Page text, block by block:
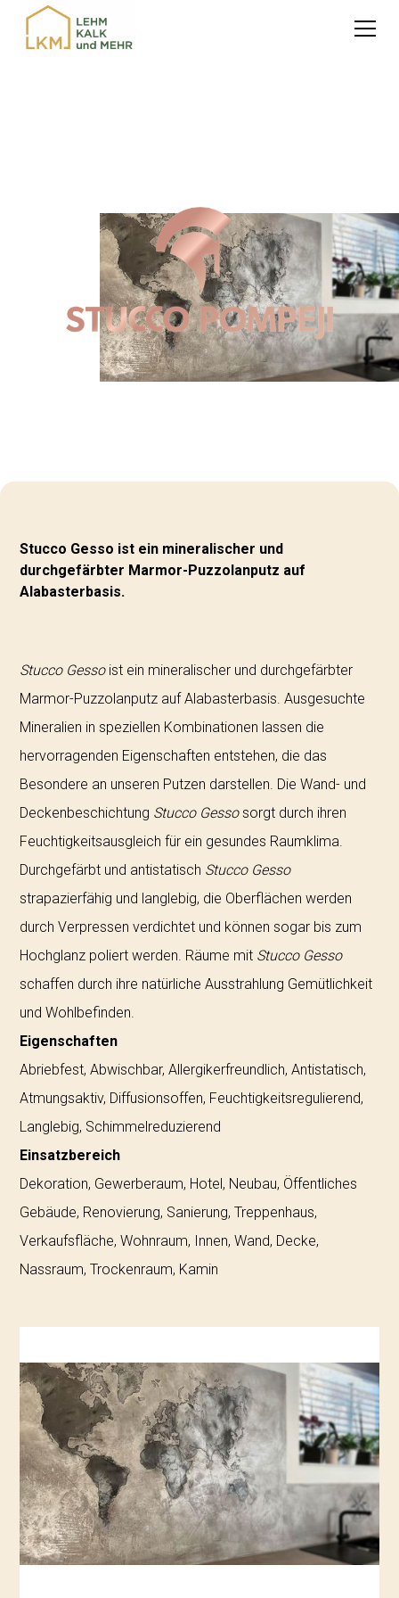
Stucco Gesso ist ein mineralischer und
durchgefärbter Marmor-Puzzolanputz auf
Alabasterbasis.
Stucco Gessoist ein mineralischer und durchgefärbter
Marmor-Puzzolanputz auf Alabasterbasis. Ausgesuchte
Mineralien in speziellen Kombinationen lassen die
hervorragenden Eigenschaften entstehen, die das
Besondere an unseren Putzen darstellen. Die Wand- und
Deckenbeschichtung Stucco Gessosorgt durch ihren
Feuchtigkeitsausgleich für ein gesundes Raumklima.
Durchgefärbt und antistatisch Stucco Gesso
strapazierfähig und langlebig, die Oberflächen werden
durch Verpressen verdichtet und können sogar bis zum
Hochglanz poliert werden. Räume mit Stucco Gesso
schaffen durch ihre natürliche Ausstrahlung Gemütlichkeit
und Wohlbefinden.
Eigenschaften
Abriebfest, Abwischbar, Allergikerfreundlich, Antistatisch,
Atmungsaktiv, Diffusionsoffen, Feuchtigkeitsregulierend,
Langlebig, Schimmelreduzierend
Einsatzbereich
Dekoration, Gewerberaum, Hotel, Neubau, Öffentliches
Gebäude, Renovierung, Sanierung, Treppenhaus,
Verkaufsfläche, Wohnraum, Innen, Wand, Decke,
Nassraum, Trockenraum, Kamin